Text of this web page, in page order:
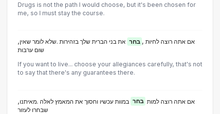
Drugs is not the path I would choose, but it's been chosen for
me, so I must stay the course.
,אם אתה רוצה לחיות , בחר את בני הברית שלך בזהירות .שלא לומר שאין
שום ערבות
If you want to live... choose your allegiances carefully, that's not
to say that there's any guarantees there.
,אם אתה רוצה למות בחר במוות עכשיו וחסוך את המאמץ לאלה .מאיתנו
שבחרו לעזור